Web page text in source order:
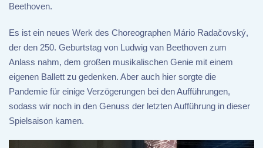
Beethoven.
Es ist ein neues Werk des Choreographen Mário Radačovský,
der den 250. Geburtstag von Ludwig van Beethoven zum
Anlass nahm, dem großen musikalischen Genie mit einem
eigenen Ballett zu gedenken. Aber auch hier sorgte die
Pandemie für einige Verzögerungen bei den Aufführungen,
sodass wir noch in den Genuss der letzten Aufführung in dieser
Spielsaison kamen.